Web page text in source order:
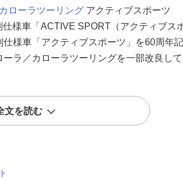
カローラツーリング アクティブスポーツ
様車「ACTIVE SPORT（アクティブス
様車「アクティブスポーツ」を60周年
ラ／カローラツーリングを一部改良し
文を読む